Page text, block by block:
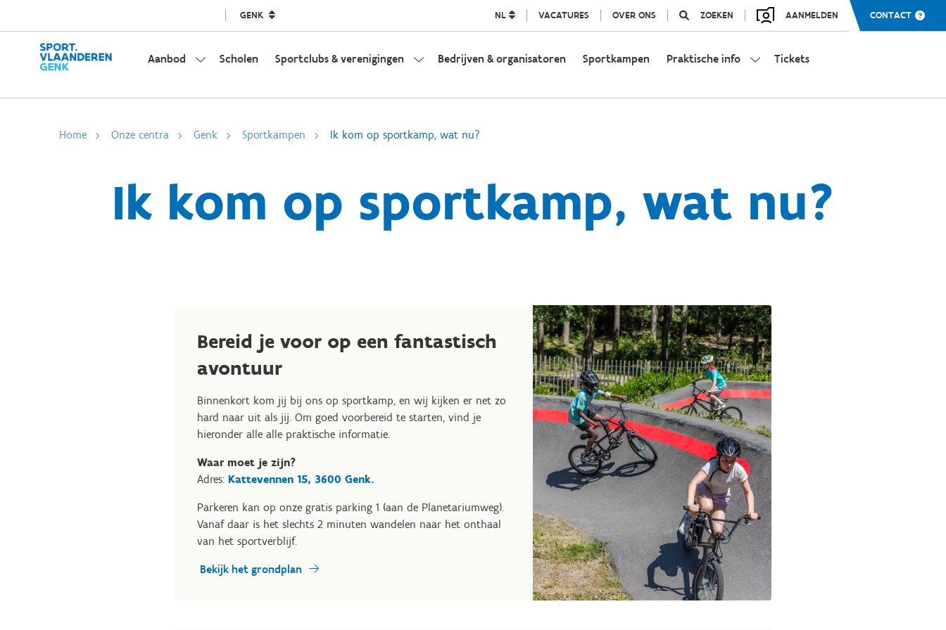
GENK NL VACATURES OVER ONS ZOEKEN AANMELDEN CONTACT
Aanbod Scholen Sportclubs & verenigingen Bedrijven & organisatoren Sportkampen Praktische info Tickets
Home Onze centra Genk Sportkampen Ik kom op sportkamp, wat nu?
Ik kom op sportkamp, wat nu?
Bereid je voor op een fantastisch
avontuur
Binnenkort kom jij bij ons op sportkamp, en wij kijken er net zo
hard naar uit als jij. Om goed voorbereid te starten, vind je
hieronder alle alle praktische informatie.
Waar moet je zijn?
Adres: Kattevennen 15, 3600 Genk.
Parkeren kan op onze gratis parking 1 (aan de Planetariumweg).
Vanaf daar is het slechts 2 minuten wandelen naar het onthaal
van het sportverblijf.
Bekijk het grondplan